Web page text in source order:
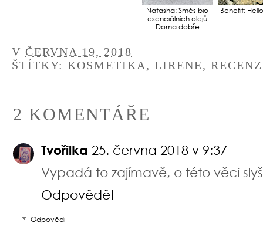
Natasha: Směs bio
esenciálních olejů
Doma dobře
Benefit:
V ČERVNA 19, 2018
ŠTÍTKY: KOSMETIKA, LIRENE,
2 KOMENTÁŘE
Tvořilka 25. června 2018 v 9:37
Vypadá to zajímavě, o této věci
Odpovědět
Odpovědi